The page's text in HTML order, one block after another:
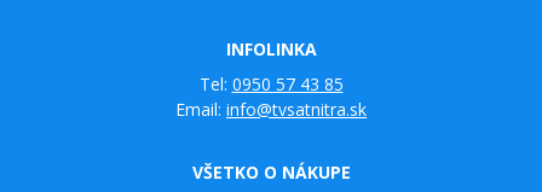
INFOLINKA
Tel: 0950 57 43 85
Email: info@tvsatnitra.sk
VŠETKO O NÁKUPE